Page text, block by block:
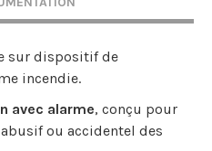
sur dispositif de
incendie.
avec alarme, conçu pour
ou accidentel des